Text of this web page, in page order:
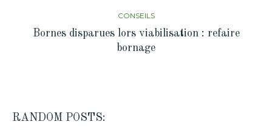
CONSEILS
Bornes disparues lors viabilisation : refaire
bornage
RANDOM POSTS: